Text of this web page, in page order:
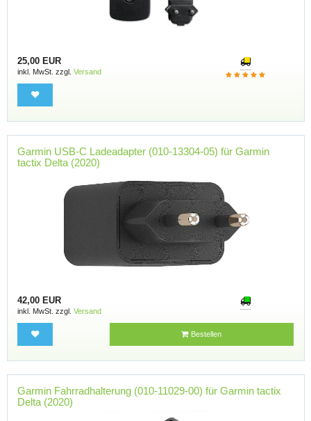
25,00 EUR
inkl. MwSt. zzgl. Versand
Garmin USB-C Ladeadapter (010-13304-05) für Garmin
tactix Delta (2020)
42,00 EUR
inkl. MwSt. zzgl. Versand
Bestellen
Garmin Fahrradhalterung (010-11029-00) für Garmin tactix
Delta (2020)